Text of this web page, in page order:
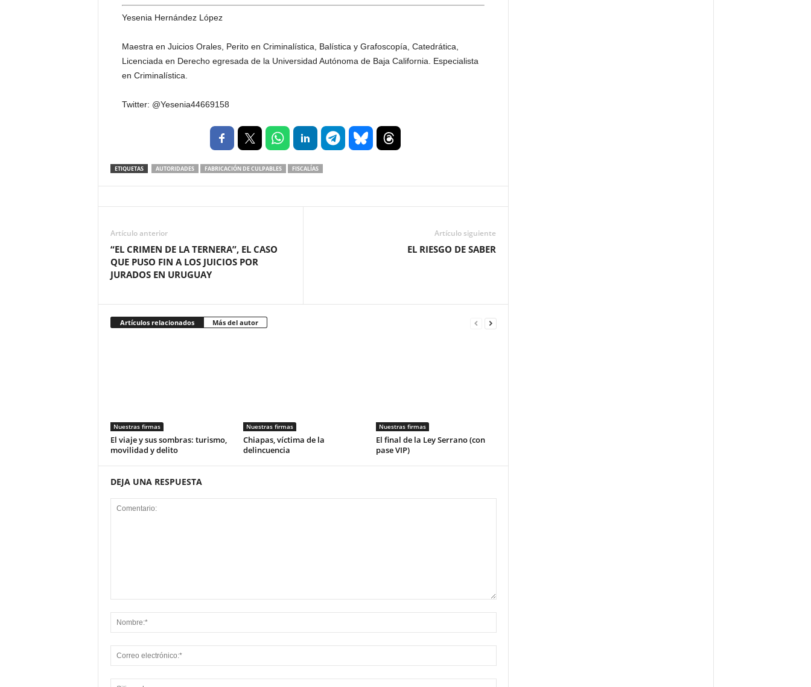
Yesenia Hernández López
Maestra en Juicios Orales, Perito en Criminalística, Balística y Grafoscopía, Catedrática,
Licenciada en Derecho egresada de la Universidad Autónoma de Baja California. Especialista
en Criminalística.
Twitter: @Yesenia44669158
ETIQUETAS AUTORIDADES FABRICACIÓN DE CULPABLES FISCALÍAS
Artículo anterior
“EL CRIMEN DE LA TERNERA”, EL CASO
QUE PUSO FIN A LOS JUICIOS POR
JURADOS EN URUGUAY
Artículo siguiente
EL RIESGO DE SABER
Artículos relacionados Más del autor
Nuestras firmas
El viaje y sus sombras: turismo,
movilidad y delito
Nuestras firmas
Chiapas, víctima de la
delincuencia
Nuestras firmas
El final de la Ley Serrano (con
pase VIP)
DEJA UNA RESPUESTA